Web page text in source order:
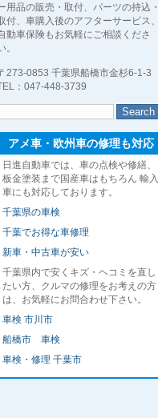
用品の販売・取付、パーツの持込・
付、車購入後のアフターサービス、
動車保険もお気軽にご相談くださ
。
273-0853 千葉県船橋市金杉6-1-3
：047-448-3739
アメ車・欧州車の修理も対応
日進自動車では、車の点検や修繕、
板金塗装まで国産車はもちろん 輸入
車にも対応しております。
千葉県の車検
千葉でお得な車修理
新車・中古車が安い
千葉県内で安くキズ・ヘコミを直し
たい方、クルマの修理をお考えの方
は、お気軽にお問合わせ下さい。
車検 市川市
船橋市 車検
車検・修理 千葉市